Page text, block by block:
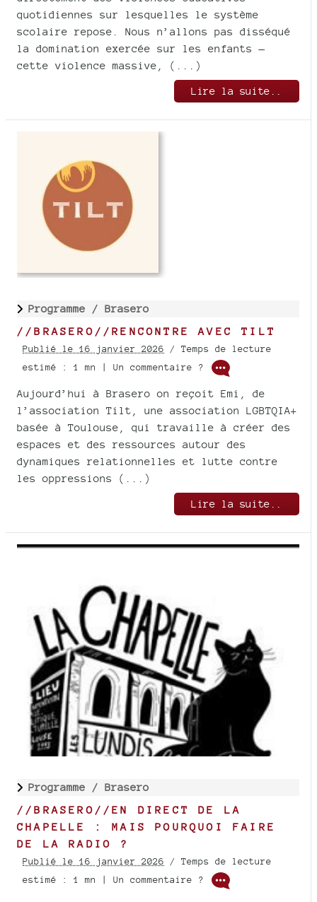
quotidiennes sur lesquelles le système
scolaire repose. Nous n’allons pas disséqué
la domination exercée sur les enfants —
cette violence massive, (...)
Lire la suite..
Programme / Brasero
//BRASERO//RENCONTRE AVEC TILT
Publié le 16 janvier 2026 / Temps de lecture
estimé : 1 mn | Un commentaire ?
Aujourd’hui à Brasero on reçoit Emi, de
l’association Tilt, une association LGBTQIA+
basée à Toulouse, qui travaille à créer des
espaces et des ressources autour des
dynamiques relationnelles et lutte contre
les oppressions (...)
Lire la suite..
Programme / Brasero
//BRASERO//EN DIRECT DE LA
CHAPELLE : MAIS POURQUOI FAIRE
DE LA RADIO ?
Publié le 16 janvier 2026 / Temps de lecture
estimé : 1 mn | Un commentaire ?